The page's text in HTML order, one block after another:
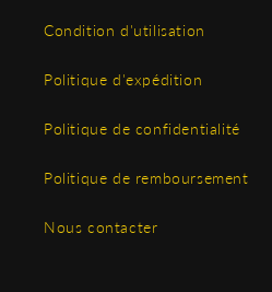
Condition d'utilisation
Politique d'expédition
Politique de confidentialité
Politique de remboursement
Nous contacter